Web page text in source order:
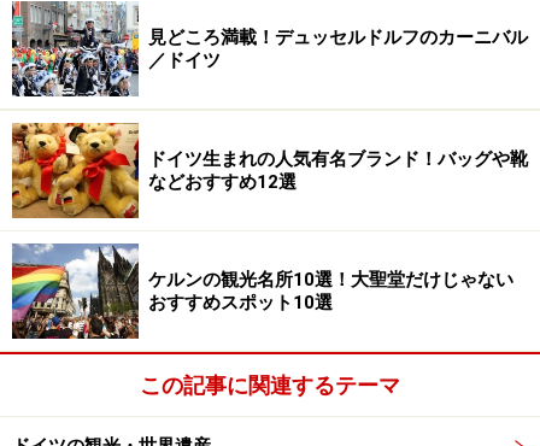
有名メーカーの商品は少ないものの、独自で仕入れる
PB（プライベートブランド）商品の質の良さや週毎に替
わるテーマ商品で不動の人気を誇ります。ほか欧州各地
でも展開する「リドル(Lidl)」など。
■大型スーパー
「レアル (real)」や「カウフランド (Kaufland)」など大規
模なスーパー。食品、雑貨、家電に衣類まで何でも揃い
種類も豊富ですが、街の中心からは離れた立地が多く旅
行者には見つけにくいかもしれません。
■ビオ専門スーパー
「ベーシック （Basic）」や「アルナトゥーラ
見どころ満載！デュッセルドルフのカーニバル
／ドイツ
ドイツ生まれの人気有名ブランド！バッグや靴
などおすすめ12選
ケルンの観光名所10選！大聖堂だけじゃない
おすすめスポット10選
この記事に関連するテーマ